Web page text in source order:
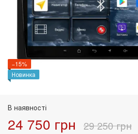
−15%
Новинка
В наявності
24 750 грн 29 250 грн